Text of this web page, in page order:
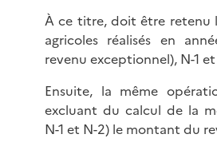
À ce titre, doit être retenu
agricoles réalisés en
revenu exceptionnel), N-1
Ensuite, la même
excluant du calcul de la
N-1 et N-2) le montant du